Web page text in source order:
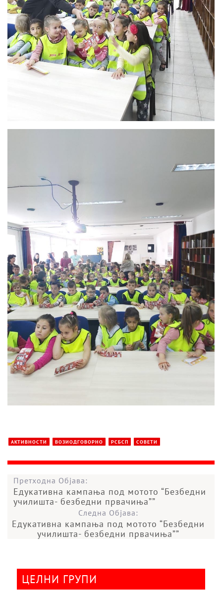
АКТИВНОСТИ ВОЗИОДГОВОРНО РСБСП СОВЕТИ
Претходна Објава:
Едукативна кампања под мотото “Безбедни
училишта- безбедни првачиња””
Следна Објава:
Едукативна кампања под мотото “Безбедни
училишта- безбедни првачиња””
ЦЕЛНИ ГРУПИ